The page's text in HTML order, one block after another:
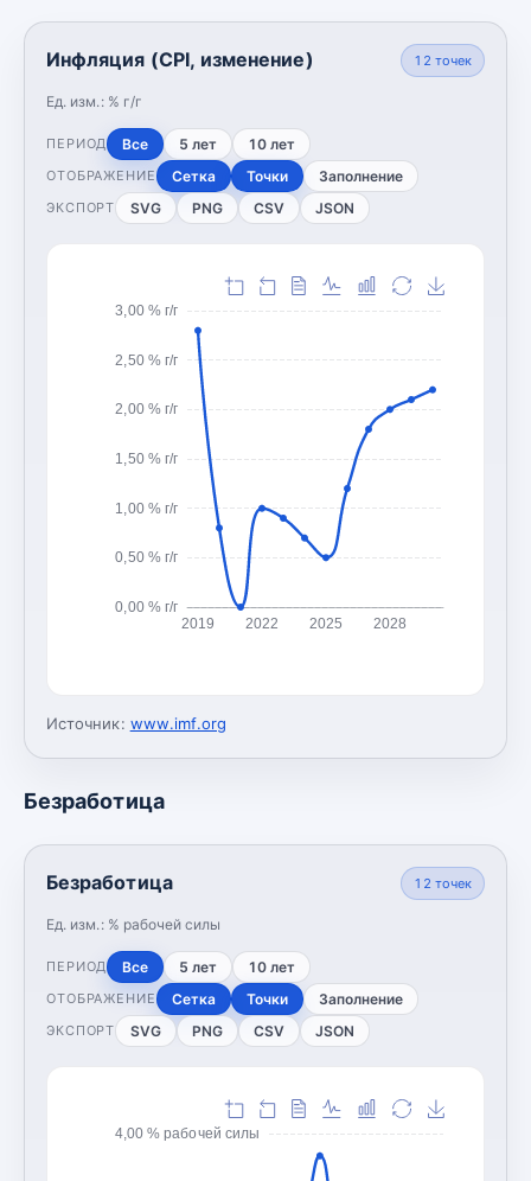
Инфляция (CPI, изменение)
Ед. изм.: % г/г
12 точек
ПЕРИОД Все 5 лет 10 лет
ОТОБРАЖЕНИЕ Сетка Точки Заполнение
ЭКСПОРТ SVG PNG CSV JSON
0,00 % г/г
0,50 % г/г
1,00 % г/г
1,50 % г/г
2,00 % г/г
2,50 % г/г
3,00 % г/г
2019 2022 2025 2028
Источник: www.imf.org
Безработица
Безработица
Ед. изм.: % рабочей силы
12 точек
ПЕРИОД Все 5 лет 10 лет
ОТОБРАЖЕНИЕ Сетка Точки Заполнение
ЭКСПОРТ SVG PNG CSV JSON
4,00 % рабочей силы